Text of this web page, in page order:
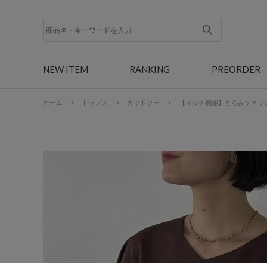
NEW ITEM RANKING PREORDER
ホーム > トップス > カットソー > 【マルチ機能】とろみＶネ